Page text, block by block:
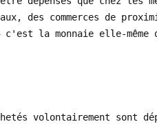
des commerces de
c'est la monnaie elle-
volontairement sont